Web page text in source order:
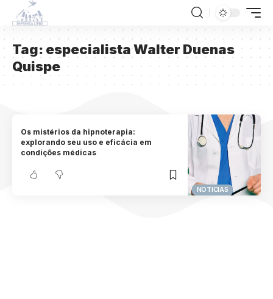
Tag: especialista Walter Duenas
Quispe
NOTICIAS
Os mistérios da hipnoterapia:
explorando seu uso e eficácia em
condições médicas